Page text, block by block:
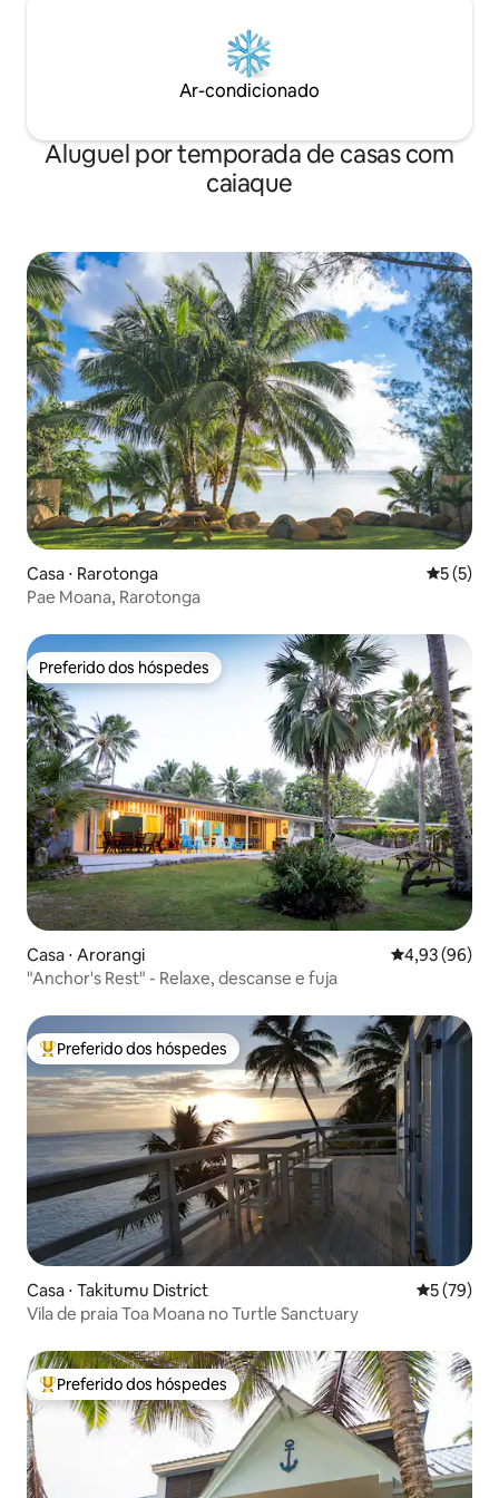
Ar-condicionado
Aluguel por temporada de casas com
caiaque
Casa ⋅ Rarotonga 5 de
5 (5)
Pae Moana, Rarotonga
Preferido dos hóspedes
Preferido dos hóspedes
Casa ⋅ Arorangi 4,93 de uma
4,93 (96)
"Anchor's Rest" - Relaxe, descanse e fuja
Entre os melhores preferidos dos hóspedes
Preferido dos hóspedes
Casa ⋅ Takitumu District 5 de uma
5 (79)
Vila de praia Toa Moana no Turtle Sanctuary
Entre os melhores preferidos dos hóspedes
Preferido dos hóspedes